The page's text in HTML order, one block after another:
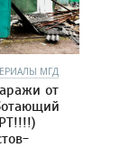
МГД
от